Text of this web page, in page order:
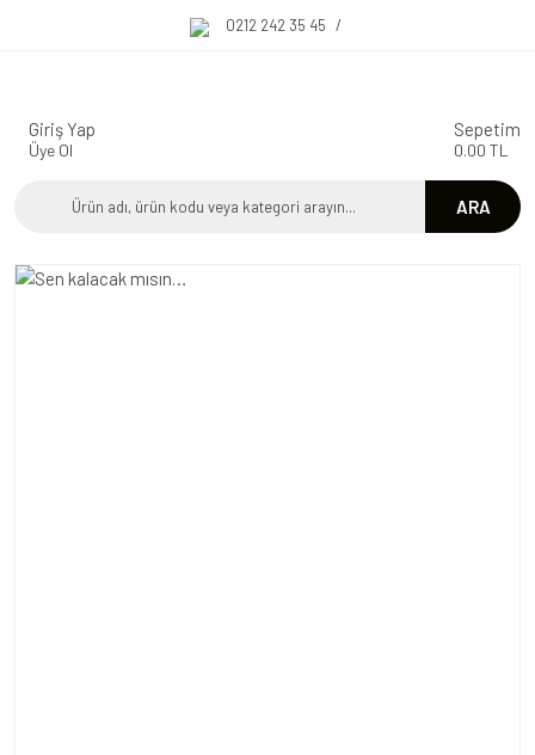
0212 242 35 45 /
ARA
Giriş Yap
Üye Ol
Sepetim
0.00 TL